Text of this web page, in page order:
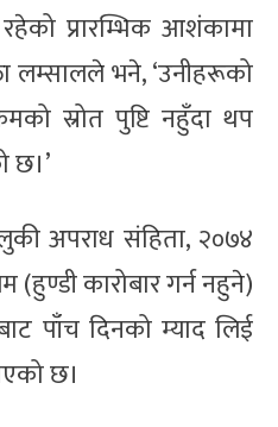
रहेको प्रारम्भिक आशंकामा
लम्सालले भने, ‘उनीहरूको
स्रोत पुष्टि नहुँदा थप
छ।’
अपराध संहिता, २०७४
कारोबार गर्न नहुने)
पाँच दिनको म्याद लिई
छ।